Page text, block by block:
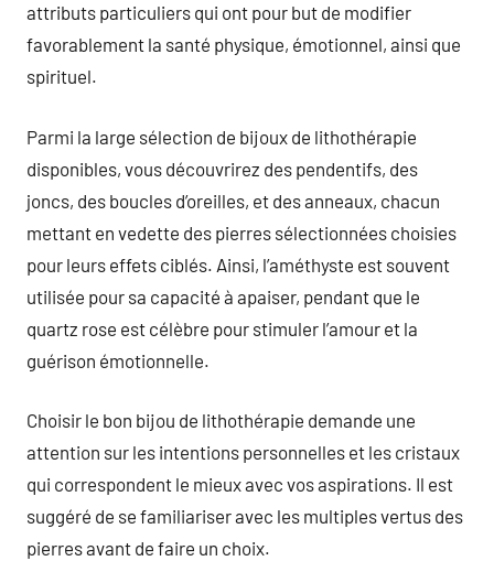
attributs particuliers qui ont pour but de modifier
favorablement la santé physique, émotionnel, ainsi que
spirituel.
Parmi la large sélection de bijoux de lithothérapie
disponibles, vous découvrirez des pendentifs, des
joncs, des boucles d’oreilles, et des anneaux, chacun
mettant en vedette des pierres sélectionnées choisies
pour leurs effets ciblés. Ainsi, l’améthyste est souvent
utilisée pour sa capacité à apaiser, pendant que le
quartz rose est célèbre pour stimuler l’amour et la
guérison émotionnelle.
Choisir le bon bijou de lithothérapie demande une
attention sur les intentions personnelles et les cristaux
qui correspondent le mieux avec vos aspirations. Il est
suggéré de se familiariser avec les multiples vertus des
pierres avant de faire un choix.